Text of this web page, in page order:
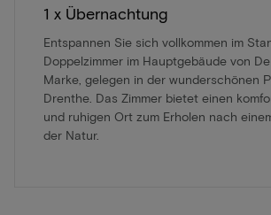
1 x Übernachtung
Entspannen Sie sich vollkommen im
Doppelzimmer im Hauptgebäude von
Marke, gelegen in der wunderschönen
Drenthe. Das Zimmer bietet einen
und ruhigen Ort zum Erholen nach
der Natur.